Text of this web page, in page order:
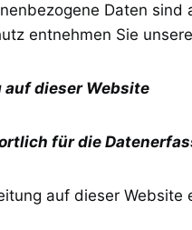
Daten
entnehmen Sie
dieser Website
für die
auf dieser